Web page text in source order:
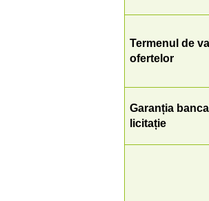
Termenul de
ofertelor
Garanția
licitație